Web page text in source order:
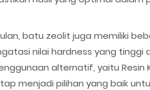
batu zeolit juga memiliki
nilai hardness yang tinggi
alternatif, yaitu Resin
menjadi pilihan yang baik